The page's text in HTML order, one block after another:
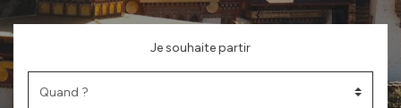
Je souhaite partir